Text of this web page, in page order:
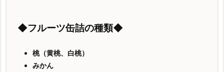
◆フルーツ缶詰の種類◆
桃（黄桃、白桃）
みかん